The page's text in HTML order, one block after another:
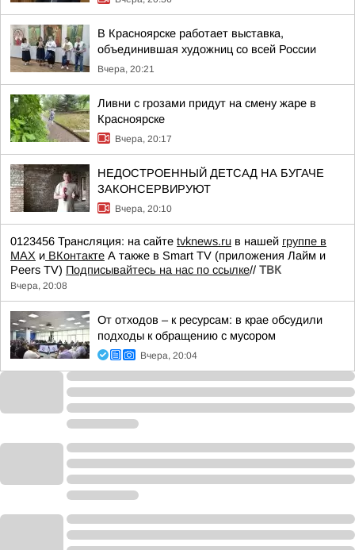
В Красноярске работает выставка,
объединившая художниц со всей России
Вчера, 20:21
Ливни с грозами придут на смену жаре в
Красноярске
Вчера, 20:17
НЕДОСТРОЕННЫЙ ДЕТСАД НА БУГАЧЕ
ЗАКОНСЕРВИРУЮТ
Вчера, 20:10
0123456 Трансляция: на сайте tvknews.ru в нашей группе в
МАХ и ВКонтакте А также в Smart TV (приложения Лайм и
Peers TV) Подписывайтесь на нас по ссылке// ТВК
Вчера, 20:08
От отходов – к ресурсам: в крае обсудили
подходы к обращению с мусором
Вчера, 20:04